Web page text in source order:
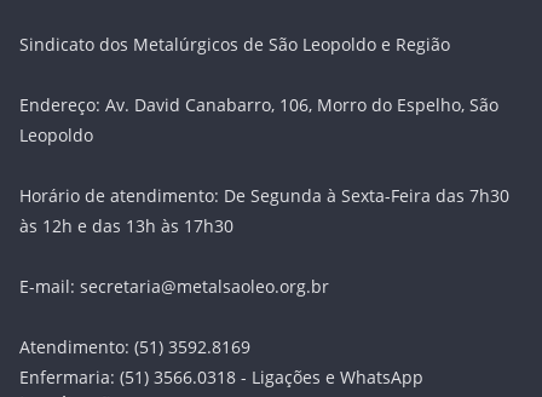
Sindicato dos Metalúrgicos de São Leopoldo e Região
Endereço: Av. David Canabarro, 106, Morro do Espelho, São
Leopoldo
Horário de atendimento: De Segunda à Sexta-Feira das 7h30
às 12h e das 13h às 17h30
E-mail: secretaria@metalsaoleo.org.br
Atendimento: (51) 3592.8169
Enfermaria: (51) 3566.0318 - Ligações e WhatsApp